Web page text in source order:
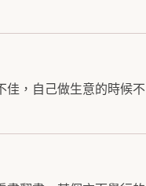
佳，自己做生意的時候不